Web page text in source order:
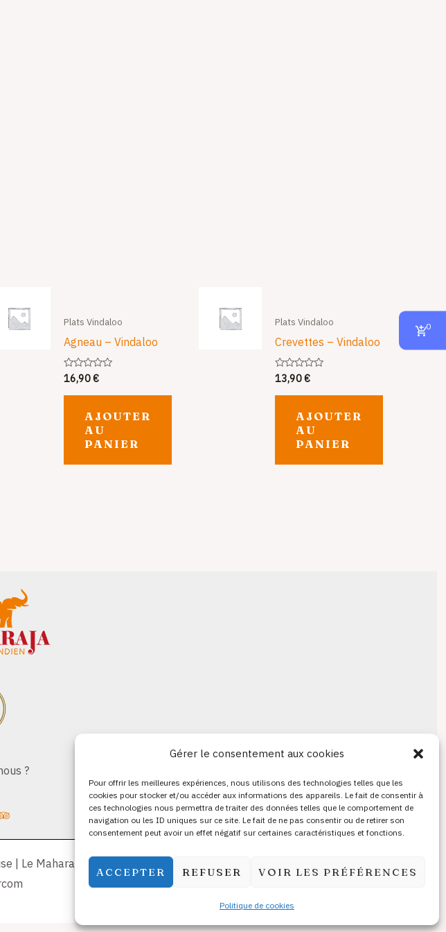
Gérer le consentement aux cookies
Pour offrir les meilleures expériences, nous utilisons des technologies telles que les
cookies pour stocker et/ou accéder aux informations des appareils. Le fait de consentir à
ces technologies nous permettra de traiter des données telles que le comportement de
navigation ou les ID uniques sur ce site. Le fait de ne pas consentir ou de retirer son
consentement peut avoir un effet négatif sur certaines caractéristiques et fonctions.
ACCEPTER REFUSER VOIR LES PRÉFÉRENCES
Politique de cookies
Plats Vindaloo
Agneau – Vindaloo
Note
sur
16,90€
AJOUTER
AU
PANIER
Plats Vindaloo
Crevettes – Vindaloo
Note
sur
13,90€
AJOUTER
AU
PANIER
?
| Le Maharaja | Mentions légales
0